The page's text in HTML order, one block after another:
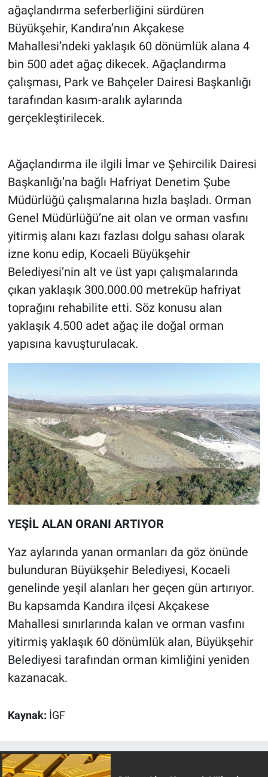
ağaçlandırma seferberliğini sürdüren
Büyükşehir, Kandıra’nın Akçakese
Mahallesi’ndeki yaklaşık 60 dönümlük alana 4
bin 500 adet ağaç dikecek. Ağaçlandırma
çalışması, Park ve Bahçeler Dairesi Başkanlığı
tarafından kasım-aralık aylarında
gerçekleştirilecek.
Ağaçlandırma ile ilgili İmar ve Şehircilik Dairesi
Başkanlığı’na bağlı Hafriyat Denetim Şube
Müdürlüğü çalışmalarına hızla başladı. Orman
Genel Müdürlüğü’ne ait olan ve orman vasfını
yitirmiş alanı kazı fazlası dolgu sahası olarak
izne konu edip, Kocaeli Büyükşehir
Belediyesi’nin alt ve üst yapı çalışmalarında
çıkan yaklaşık 300.000.00 metreküp hafriyat
toprağını rehabilite etti. Söz konusu alan
yaklaşık 4.500 adet ağaç ile doğal orman
yapısına kavuşturulacak.
YEŞİL ALAN ORANI ARTIYOR
Yaz aylarında yanan ormanları da göz önünde
bulunduran Büyükşehir Belediyesi, Kocaeli
genelinde yeşil alanları her geçen gün artırıyor.
Bu kapsamda Kandıra ilçesi Akçakese
Mahallesi sınırlarında kalan ve orman vasfını
yitirmiş yaklaşık 60 dönümlük alan, Büyükşehir
Belediyesi tarafından orman kimliğini yeniden
kazanacak.
Kaynak: İGF